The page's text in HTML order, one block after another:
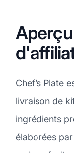
Chef’s Plate
livraison de
ingrédients
élaborées